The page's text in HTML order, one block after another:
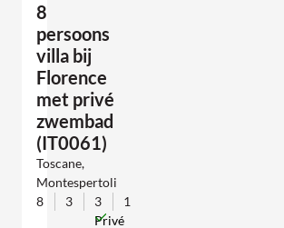
8
persoons
villa bij
Florence
met privé
zwembad
(IT0061)
Toscane,
Montespertoli
8
3 3
1
Privé